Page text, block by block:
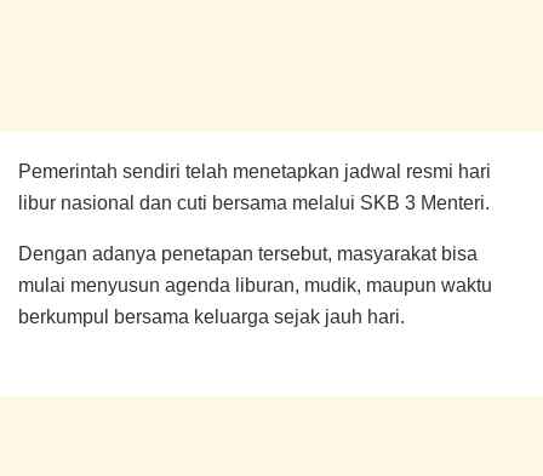
Pemerintah sendiri telah menetapkan jadwal resmi hari
libur nasional dan cuti bersama melalui SKB 3 Menteri.
Dengan adanya penetapan tersebut, masyarakat bisa
mulai menyusun agenda liburan, mudik, maupun waktu
berkumpul bersama keluarga sejak jauh hari.